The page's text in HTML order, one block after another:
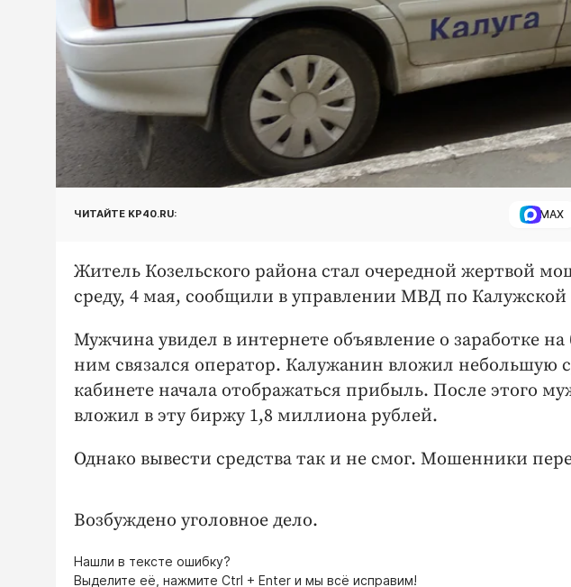
ЧИТАЙТЕ KP40.RU: MAX
Житель Козельского района стал очередной жертвой
среду, 4 мая, сообщили в управлении МВД по Калужской
Мужчина увидел в интернете объявление о заработке
ним связался оператор. Калужанин вложил небольшую
кабинете начала отображаться прибыль. После этого
вложил в эту биржу 1,8 миллиона рублей.
Однако вывести средства так и не смог. Мошенники
Возбуждено уголовное дело.
Нашли в тексте ошибку?
Выделите её, нажмите Ctrl + Enter и мы всё исправим!